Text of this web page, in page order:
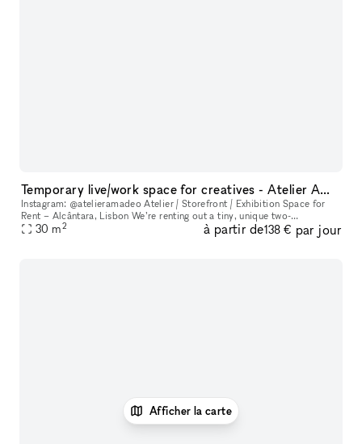
Temporary live/work space for creatives - Atelier AMADEO
Instagram: @atelieramadeo Atelier / Storefront / Exhibition Space for
Rent – Alcântara, Lisbon We’re renting out a tiny, unique two-
level atelier space with a large glass-fronted storefront, recentl
30 m2 à partir de138 € par jour
Afficher la carte